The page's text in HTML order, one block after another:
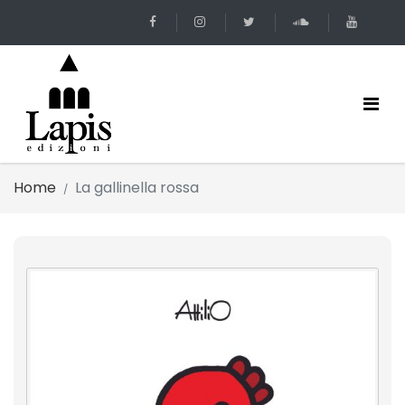
Home La gallinella rossa